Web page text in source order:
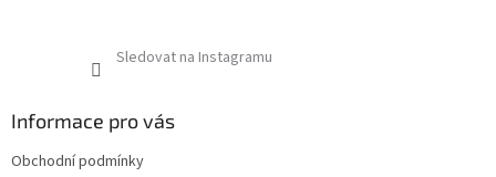
Sledovat na Instagramu
Informace pro vás
Obchodní podmínky